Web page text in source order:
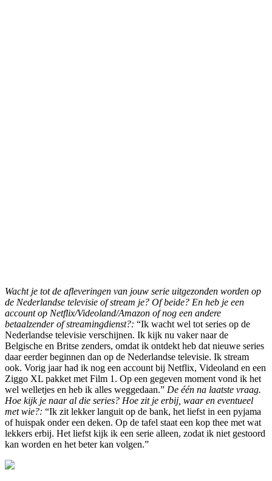
Wacht je tot de afleveringen van jouw serie uitgezonden worden op
de Nederlandse televisie of stream je? Of beide? En heb je een
account op Netflix/Videoland/Amazon of nog een andere
betaalzender of streamingdienst?: “Ik wacht wel tot series op de
Nederlandse televisie verschijnen. Ik kijk nu vaker naar de
Belgische en Britse zenders, omdat ik ontdekt heb dat nieuwe series
daar eerder beginnen dan op de Nederlandse televisie. Ik stream
ook. Vorig jaar had ik nog een account bij Netflix, Videoland en een
Ziggo XL pakket met Film 1. Op een gegeven moment vond ik het
wel welletjes en heb ik alles weggedaan.” De één na laatste vraag.
Hoe kijk je naar al die series? Hoe zit je erbij, waar en eventueel
met wie?: “Ik zit lekker languit op de bank, het liefst in een pyjama
of huispak onder een deken. Op de tafel staat een kop thee met wat
lekkers erbij. Het liefst kijk ik een serie alleen, zodat ik niet gestoord
kan worden en het beter kan volgen.”